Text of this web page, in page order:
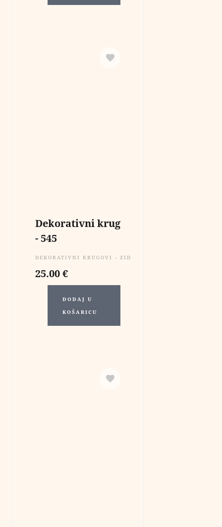
Dekorativni krug
- 545
DEKORATIVNI KRUGOVI - ZIDNE DEKORACIJE
€
25.00
DODAJ U
KOŠARICU